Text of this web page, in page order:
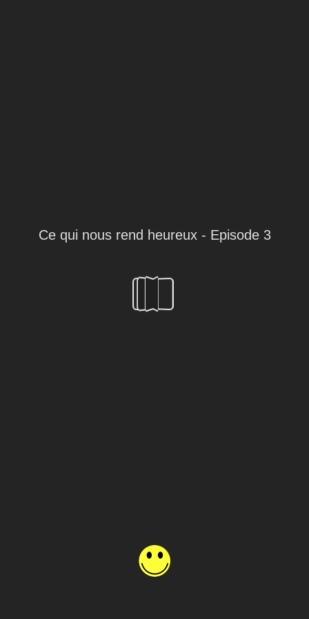
Ce qui nous rend heureux - Episode 3